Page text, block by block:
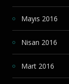
Mayıs 2016
Nisan 2016
Mart 2016